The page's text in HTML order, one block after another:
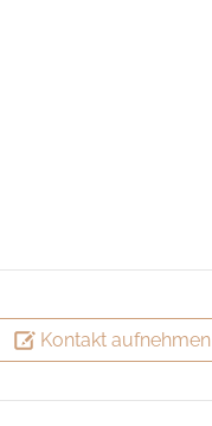
Kontakt aufnehmen